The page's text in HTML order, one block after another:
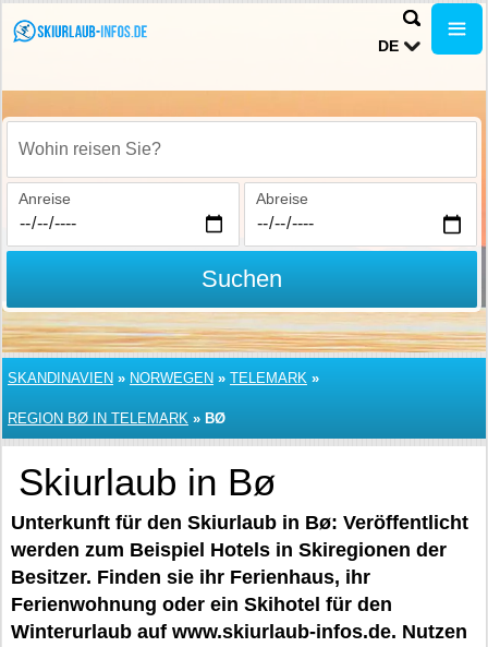
DE
Wohin reisen Sie?
Anreise Abreise
Suchen
SKANDINAVIEN » NORWEGEN » TELEMARK »
REGION BØ IN TELEMARK » BØ
Skiurlaub in Bø
Unterkunft für den Skiurlaub in Bø: Veröffentlicht
werden zum Beispiel Hotels in Skiregionen der
Besitzer. Finden sie ihr Ferienhaus, ihr
Ferienwohnung oder ein Skihotel für den
Winterurlaub auf www.skiurlaub-infos.de. Nutzen